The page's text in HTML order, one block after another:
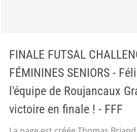
FINALE FUTSAL
FÉMININES SENIORS -
l'équipe de Roujancaux
victoire en finale ! - FFF